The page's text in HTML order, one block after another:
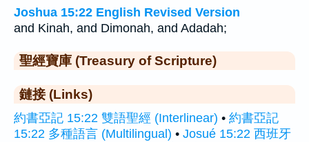
Joshua 15:22 English Revised Version
and Kinah, and Dimonah, and Adadah;
聖經寶庫 (Treasury of Scripture)
鏈接 (Links)
約書亞記 15:22 雙語聖經 (Interlinear) • 約書亞記
15:22 多種語言 (Multilingual) • Josué 15:22 西班牙